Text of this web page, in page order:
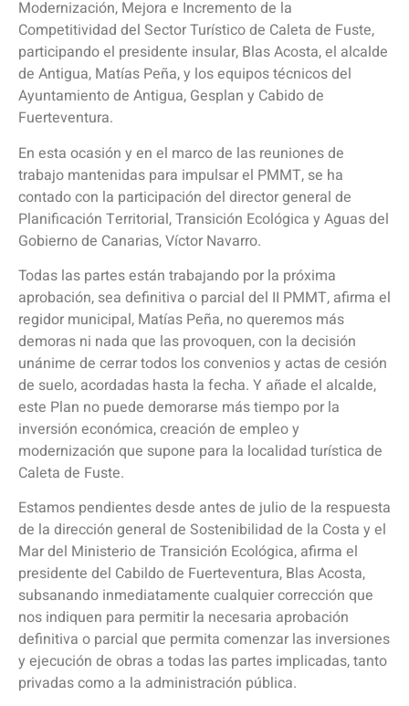
Modernización, Mejora e Incremento de la
Competitividad del Sector Turístico de Caleta de Fuste,
participando el presidente insular, Blas Acosta, el alcalde
de Antigua, Matías Peña, y los equipos técnicos del
Ayuntamiento de Antigua, Gesplan y Cabido de
Fuerteventura.
En esta ocasión y en el marco de las reuniones de
trabajo mantenidas para impulsar el PMMT, se ha
contado con la participación del director general de
Planificación Territorial, Transición Ecológica y Aguas del
Gobierno de Canarias, Víctor Navarro.
Todas las partes están trabajando por la próxima
aprobación, sea definitiva o parcial del II PMMT, afirma el
regidor municipal, Matías Peña, no queremos más
demoras ni nada que las provoquen, con la decisión
unánime de cerrar todos los convenios y actas de cesión
de suelo, acordadas hasta la fecha. Y añade el alcalde,
este Plan no puede demorarse más tiempo por la
inversión económica, creación de empleo y
modernización que supone para la localidad turística de
Caleta de Fuste.
Estamos pendientes desde antes de julio de la respuesta
de la dirección general de Sostenibilidad de la Costa y el
Mar del Ministerio de Transición Ecológica, afirma el
presidente del Cabildo de Fuerteventura, Blas Acosta,
subsanando inmediatamente cualquier corrección que
nos indiquen para permitir la necesaria aprobación
definitiva o parcial que permita comenzar las inversiones
y ejecución de obras a todas las partes implicadas, tanto
privadas como a la administración pública.